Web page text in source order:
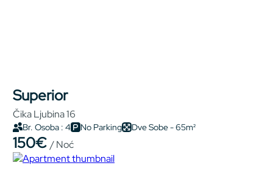
Superior
Čika Ljubina 16
Br. Osoba : 4 No Parking Dve Sobe - 65m²
150€ / Noć